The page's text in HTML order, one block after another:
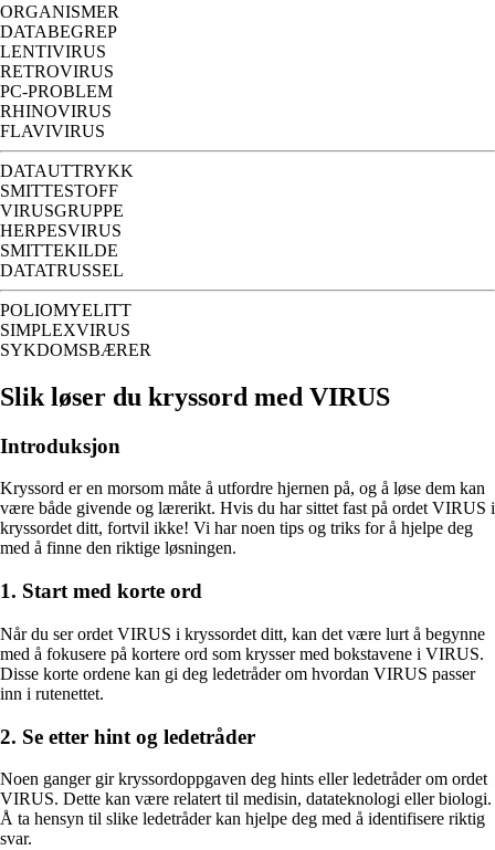
ORGANISMER
DATABEGREP
LENTIVIRUS
RETROVIRUS
PC-PROBLEM
RHINOVIRUS
FLAVIVIRUS
DATAUTTRYKK
SMITTESTOFF
VIRUSGRUPPE
HERPESVIRUS
SMITTEKILDE
DATATRUSSEL
POLIOMYELITT
SIMPLEXVIRUS
SYKDOMSBÆRER
Slik løser du kryssord med VIRUS
Introduksjon
Kryssord er en morsom måte å utfordre hjernen på, og å løse dem kan
være både givende og lærerikt. Hvis du har sittet fast på ordet VIRUS i
kryssordet ditt, fortvil ikke! Vi har noen tips og triks for å hjelpe deg
med å finne den riktige løsningen.
1. Start med korte ord
Når du ser ordet VIRUS i kryssordet ditt, kan det være lurt å begynne
med å fokusere på kortere ord som krysser med bokstavene i VIRUS.
Disse korte ordene kan gi deg ledetråder om hvordan VIRUS passer
inn i rutenettet.
2. Se etter hint og ledetråder
Noen ganger gir kryssordoppgaven deg hints eller ledetråder om ordet
VIRUS. Dette kan være relatert til medisin, datateknologi eller biologi.
Å ta hensyn til slike ledetråder kan hjelpe deg med å identifisere riktig
svar.